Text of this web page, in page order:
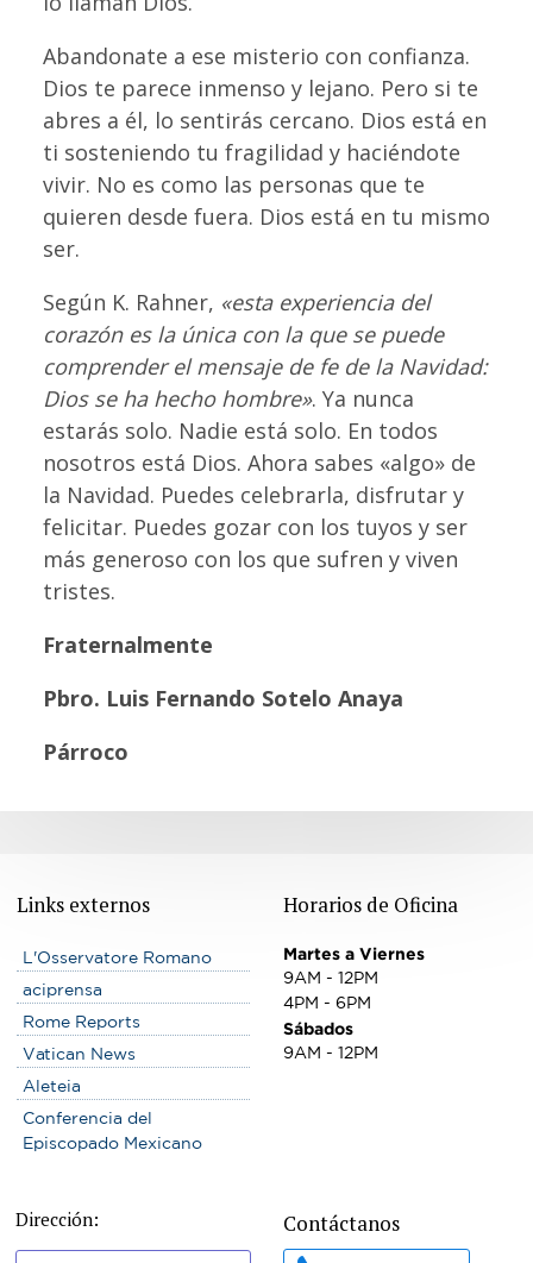
Abandonate a ese misterio con confianza.
Dios te parece inmenso y lejano. Pero si te
abres a él, lo sentirás cercano. Dios está en
ti sosteniendo tu fragilidad y haciéndote
vivir. No es como las personas que te
quieren desde fuera. Dios está en tu mismo
ser.
Según K. Rahner, «esta experiencia del
corazón es la única con la que se puede
comprender el mensaje de fe de la Navidad:
Dios se ha hecho hombre». Ya nunca
estarás solo. Nadie está solo. En todos
nosotros está Dios. Ahora sabes «algo» de
la Navidad. Puedes celebrarla, disfrutar y
felicitar. Puedes gozar con los tuyos y ser
más generoso con los que sufren y viven
tristes.
Fraternalmente
Pbro. Luis Fernando Sotelo Anaya
Párroco
Links externos
L'Osservatore Romano
aciprensa
Rome Reports
Vatican News
Aleteia
Conferencia del
Episcopado Mexicano
Horarios de Oficina
Martes a Viernes
9AM - 12PM
4PM - 6PM
Sábados
9AM - 12PM
Dirección: Contáctanos